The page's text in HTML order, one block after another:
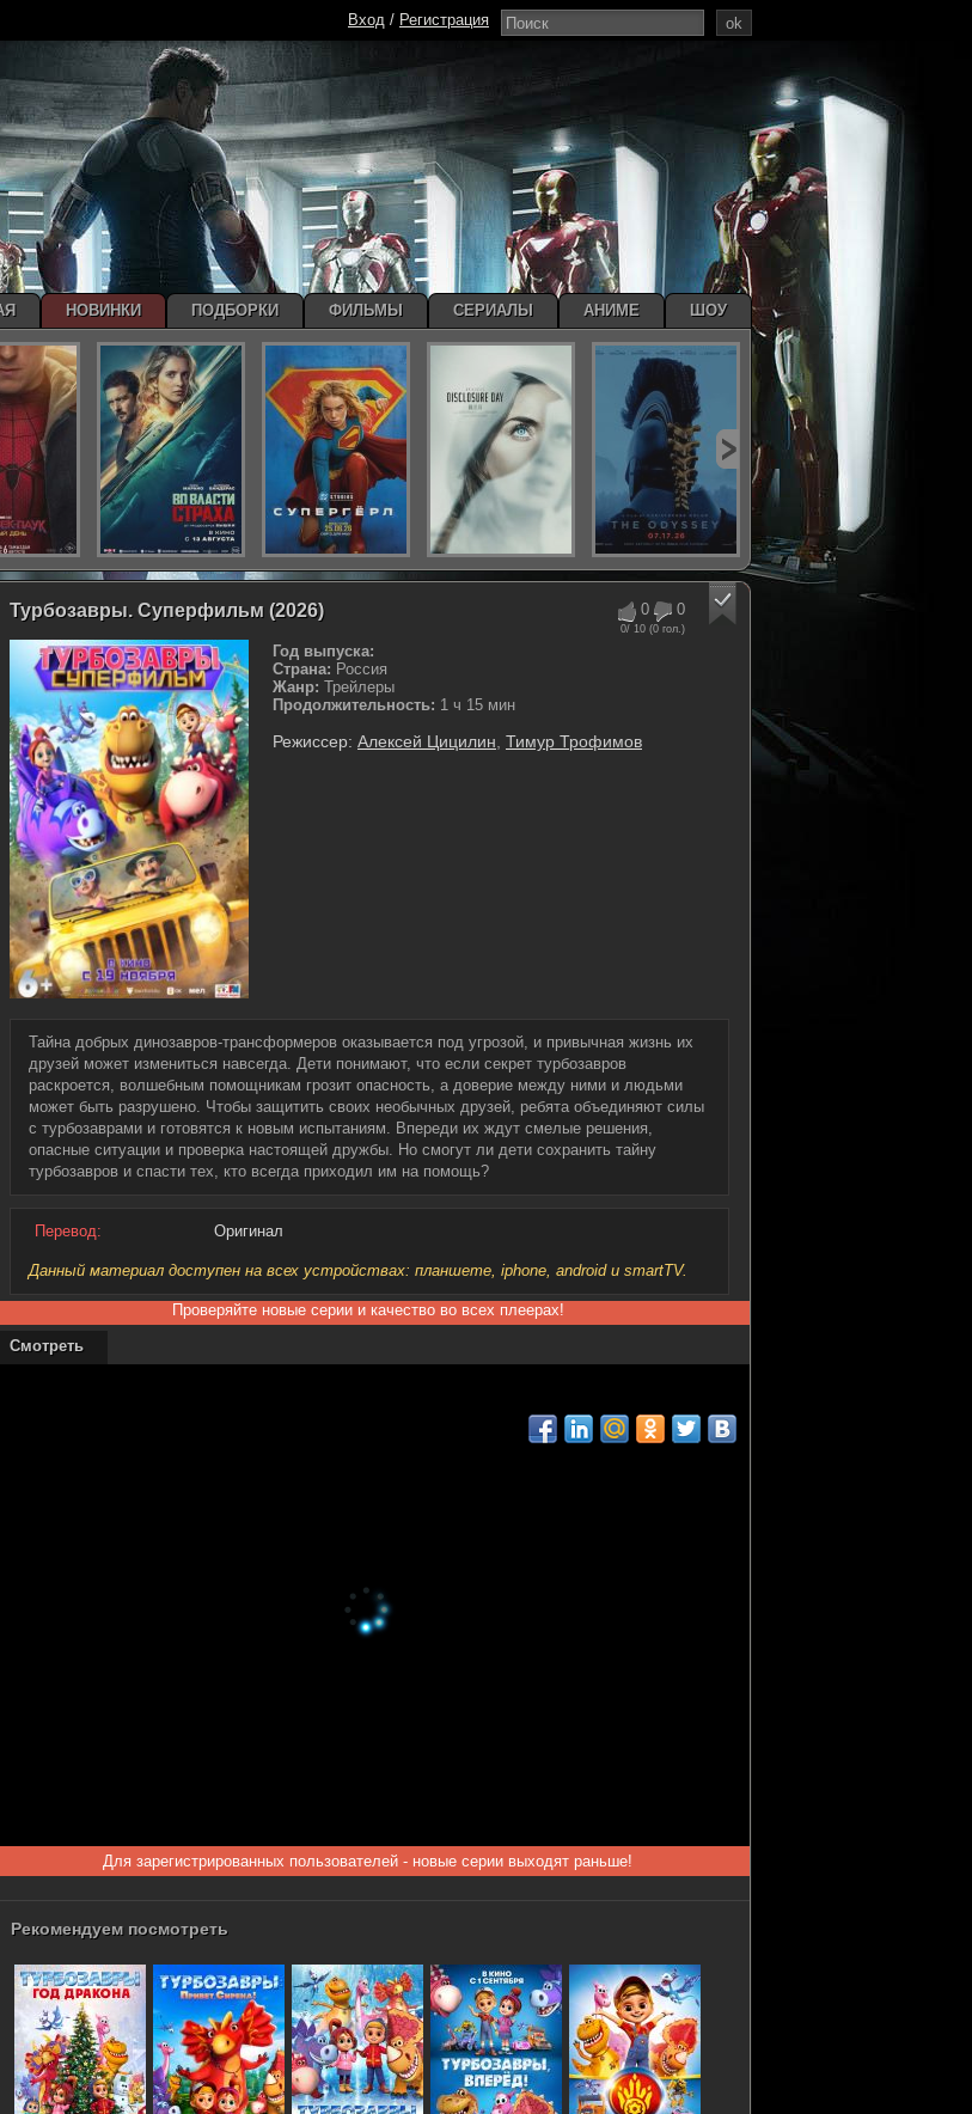
0 0
0/ 10 (0 гол.)
Турбозавры. Суперфильм (2026)
Год выпуска:
Страна: Россия
Жанр: Трейлеры
Продолжительность: 1 ч 15 мин
Режиссер: Алексей Цицилин Тимур Трофимов
Тайна добрых динозавров-трансформеров оказывается под угрозой, и привычная жизнь их
друзей может измениться навсегда. Дети понимают, что если секрет турбозавров
раскроется, волшебным помощникам грозит опасность, а доверие между ними и людьми
может быть разрушено. Чтобы защитить своих необычных друзей, ребята объединяют силы
с турбозаврами и готовятся к новым испытаниям. Впереди их ждут смелые решения,
опасные ситуации и проверка настоящей дружбы. Но смогут ли дети сохранить тайну
турбозавров и спасти тех, кто всегда приходил им на помощь?
Перевод: Оригинал
Данный материал доступен на всех устройствах: планшете, iphone, android и smartTV.
Проверяйте новые серии и качество во всех плеерах!
Смотреть
Для зарегистрированных пользователей - новые серии выходят раньше!
Рекомендуем посмотреть
ok
Вход / Регистрация
НОВИНКИ ПОДБОРКИ ФИЛЬМЫ СЕРИАЛЫ АНИМЕ ШОУ